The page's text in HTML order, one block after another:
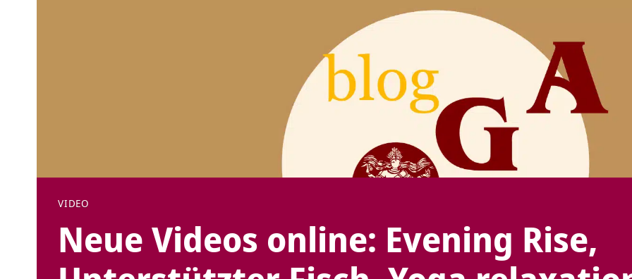
VIDEO
Neue Videos online: Evening Rise,